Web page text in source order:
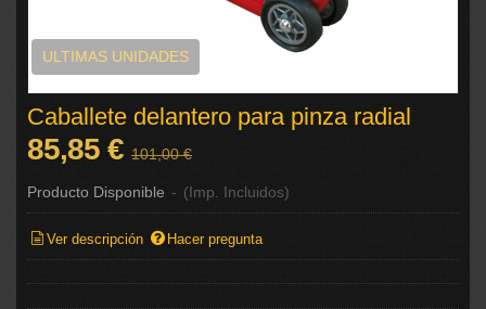
ULTIMAS UNIDADES
Caballete delantero para pinza radial
85,85 € 101,00 €
Producto Disponible - (Imp. Incluidos)
Ver descripción Hacer pregunta